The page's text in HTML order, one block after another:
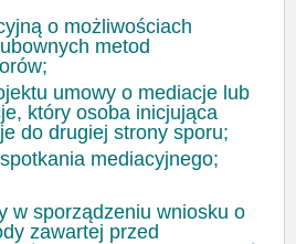
o możliwościach
metod
umowy o mediacje lub
który osoba inicjująca
do drugiej strony sporu;
mediacyjnego;
w sporządzeniu wniosku o
zawartej przed